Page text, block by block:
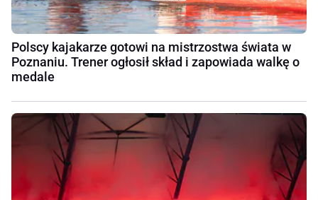
Polscy kajakarze gotowi na mistrzostwa świata w
Poznaniu. Trener ogłosił skład i zapowiada walkę o
medale